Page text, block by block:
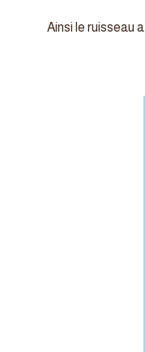
Ainsi le ruisseau